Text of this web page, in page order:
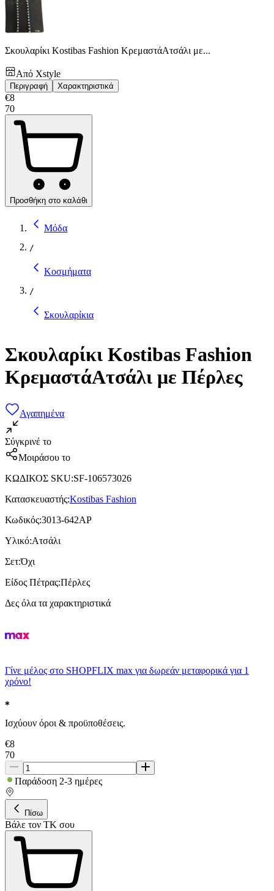
Σκουλαρίκι Kostibas Fashion ΚρεμαστάΑτσάλι με...
Από Xstyle
Περιγραφή Χαρακτηριστικά
€8
70
Προσθήκη στο καλάθι
Μόδα
/
Κοσμήματα
/
Σκουλαρίκια
Σκουλαρίκι Kostibas Fashion
ΚρεμαστάΑτσάλι με Πέρλες
Αγαπημένα
Σύγκρινέ το
Μοιράσου το
ΚΩΔΙΚΟΣ SKU:SF-106573026
Κατασκευαστής:Kostibas Fashion
Κωδικός:3013-642AP
Υλικό:Ατσάλι
Σετ:Όχι
Είδος Πέτρας:Πέρλες
Δες όλα τα χαρακτηριστικά
Γίνε μέλος στο SHOPFLIX max για δωρεάν μεταφορικά για 1
χρόνο!
Ισχύουν όροι & προϋποθέσεις.
€8
70
Παράδοση 2-3 ημέρες
Πίσω
Βάλε τον ΤΚ σου